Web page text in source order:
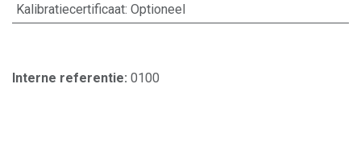
Kalibratiecertificaat: Optioneel
Interne referentie: 0100